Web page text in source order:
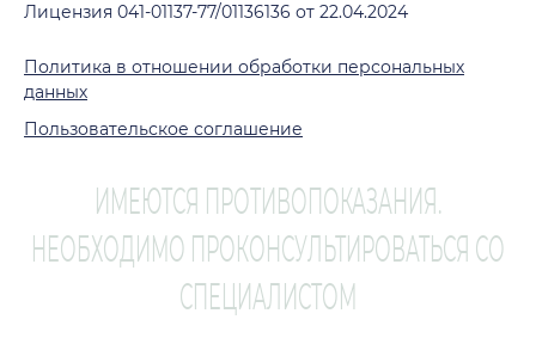
Лицензия 041-01137-77/01136136 от 22.04.2024
Политика в отношении обработки персональных
данных
Пользовательское соглашение
ИМЕЮТСЯ ПРОТИВОПОКАЗАНИЯ.
НЕОБХОДИМО ПРОКОНСУЛЬТИРОВАТЬСЯ СО
СПЕЦИАЛИСТОМ